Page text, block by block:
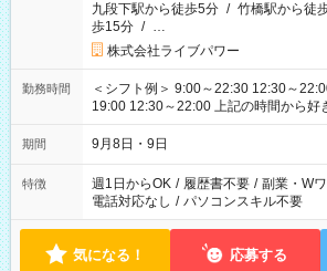
九段下駅から徒歩5分 / 竹橋駅から徒
歩15分 / …
株式会社ライブパワー
勤務時間
＜シフト例＞ 9:00～22:30 12:30～
19:00 12:30～22:00 上記の時間から好きな時間を選べます！ ※
時間は変更となる可能性があります
期間 9月8日・9日
特徴 週1日からOK / 履歴書不要 / 副業・W
電話対応なし / パソコンスキル不要
気になる！ 応募する